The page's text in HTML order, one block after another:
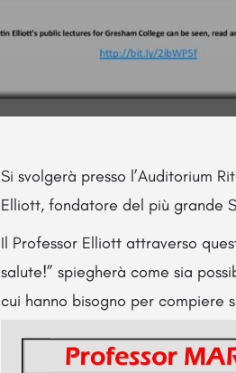
Si svolgerà presso l’Auditorium
Elliott, fondatore del più grande
Il Professor Elliott attraverso
salute!” spiegherà come sia
cui hanno bisogno per compiere